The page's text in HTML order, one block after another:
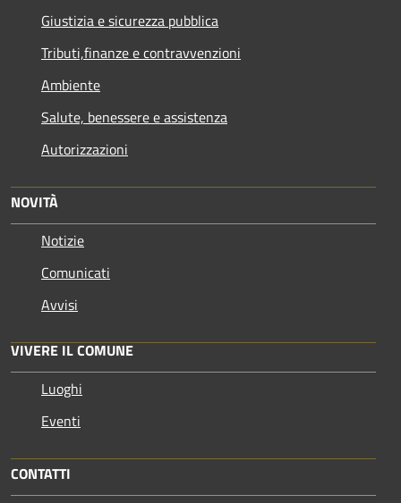
Giustizia e sicurezza pubblica
Tributi,finanze e contravvenzioni
Ambiente
Salute, benessere e assistenza
Autorizzazioni
NOVITÀ
Notizie
Comunicati
Avvisi
VIVERE IL COMUNE
Luoghi
Eventi
CONTATTI